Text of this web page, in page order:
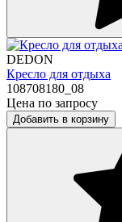
DEDON
Кресло для отдыха
108708180_08
Цена по запросу
Добавить в корзину